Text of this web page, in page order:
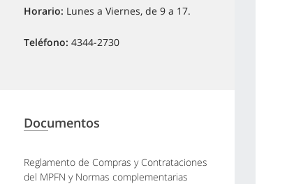
Horario: Lunes a Viernes, de 9 a 17.
Teléfono: 4344-2730
Documentos
Reglamento de Compras y Contrataciones
del MPFN y Normas complementarias